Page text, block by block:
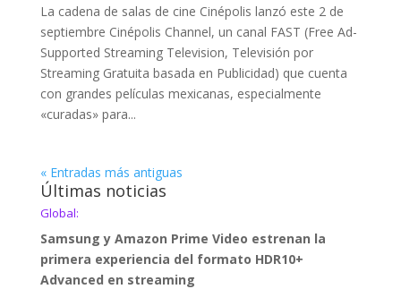
La cadena de salas de cine Cinépolis lanzó este 2 de
septiembre Cinépolis Channel, un canal FAST (Free Ad-
Supported Streaming Television, Televisión por
Streaming Gratuita basada en Publicidad) que cuenta
con grandes películas mexicanas, especialmente
«curadas» para...
« Entradas más antiguas
Últimas noticias
Global:
Samsung y Amazon Prime Video estrenan la
primera experiencia del formato HDR10+
Advanced en streaming